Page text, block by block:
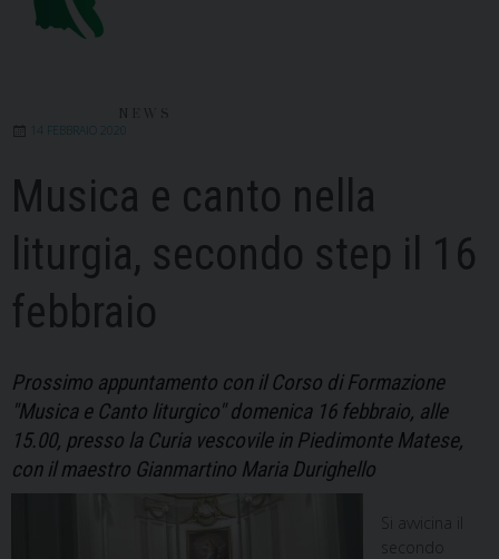
14 FEBBRAIO 2020
Musica e canto nella
liturgia, secondo step il 16
febbraio
Prossimo appuntamento con il Corso di Formazione
"Musica e Canto liturgico" domenica 16 febbraio, alle
15.00, presso la Curia vescovile in Piedimonte Matese,
con il maestro Gianmartino Maria Durighello
Si avvicina il
secondo